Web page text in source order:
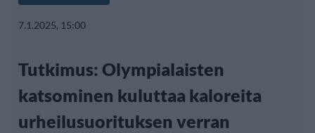
7.1.2025, 15:00
Tutkimus: Olympialaisten
katsominen kuluttaa kaloreita
urheilusuorituksen verran